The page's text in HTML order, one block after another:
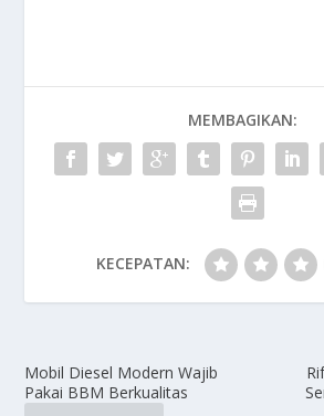
MEMBAGIKAN:
KECEPATAN:
Mobil Diesel Modern Wajib
Pakai BBM Berkualitas